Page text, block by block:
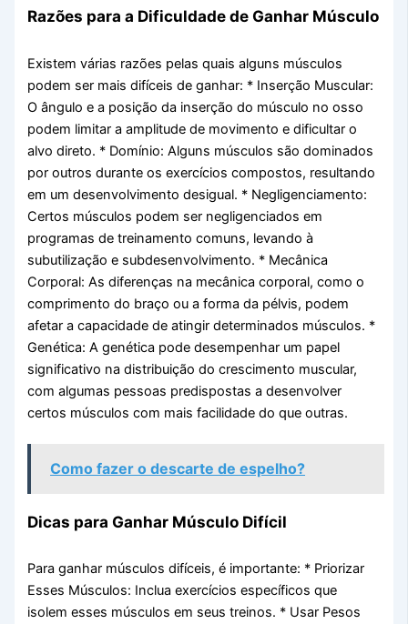
Razões para a Dificuldade de Ganhar Músculo
Existem várias razões pelas quais alguns músculos
podem ser mais difíceis de ganhar: * Inserção Muscular:
O ângulo e a posição da inserção do músculo no osso
podem limitar a amplitude de movimento e dificultar o
alvo direto. * Domínio: Alguns músculos são dominados
por outros durante os exercícios compostos, resultando
em um desenvolvimento desigual. * Negligenciamento:
Certos músculos podem ser negligenciados em
programas de treinamento comuns, levando à
subutilização e subdesenvolvimento. * Mecânica
Corporal: As diferenças na mecânica corporal, como o
comprimento do braço ou a forma da pélvis, podem
afetar a capacidade de atingir determinados músculos. *
Genética: A genética pode desempenhar um papel
significativo na distribuição do crescimento muscular,
com algumas pessoas predispostas a desenvolver
certos músculos com mais facilidade do que outras.
Como fazer o descarte de espelho?
Dicas para Ganhar Músculo Difícil
Para ganhar músculos difíceis, é importante: * Priorizar
Esses Músculos: Inclua exercícios específicos que
isolem esses músculos em seus treinos. * Usar Pesos